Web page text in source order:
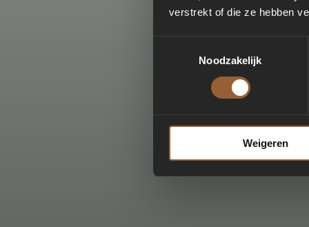
verstrekt of die ze hebben
Noodzakelijk
Weigeren